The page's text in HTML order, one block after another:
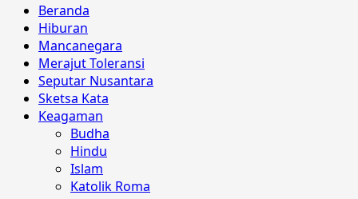
Beranda
Hiburan
Mancanegara
Merajut Toleransi
Seputar Nusantara
Sketsa Kata
Keagaman
Budha
Hindu
Islam
Katolik Roma